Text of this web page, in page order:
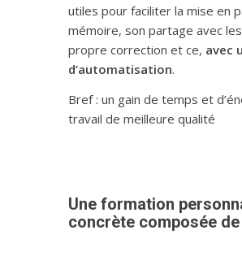
utiles pour faciliter la mise en
mémoire, son partage avec
propre correction et ce, avec
d’automatisation.
Bref : un gain de temps et
travail de meilleure qualité
Une formation
concrète composée